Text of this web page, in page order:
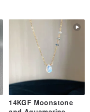
14KGF Moonstone